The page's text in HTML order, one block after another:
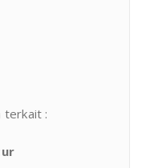
terkait :